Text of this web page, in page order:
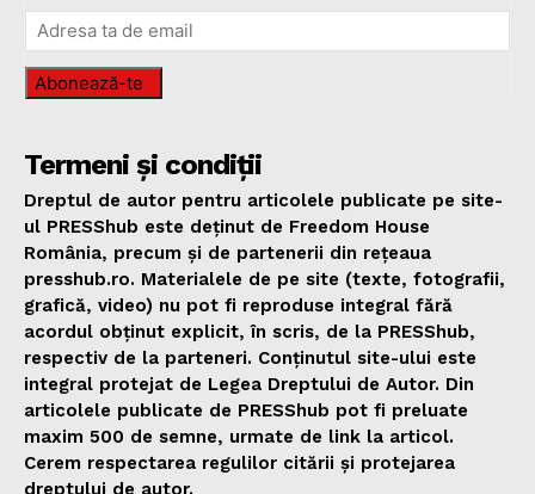
Abonează-te
Termeni și condiții
Dreptul de autor pentru articolele publicate pe site-
ul PRESShub este deținut de Freedom House
România, precum și de partenerii din rețeaua
presshub.ro. Materialele de pe site (texte, fotografii,
grafică, video) nu pot fi reproduse integral fără
acordul obținut explicit, în scris, de la PRESShub,
respectiv de la parteneri. Conținutul site-ului este
integral protejat de Legea Dreptului de Autor. Din
articolele publicate de PRESShub pot fi preluate
maxim 500 de semne, urmate de link la articol.
Cerem respectarea regulilor citării și protejarea
dreptului de autor.